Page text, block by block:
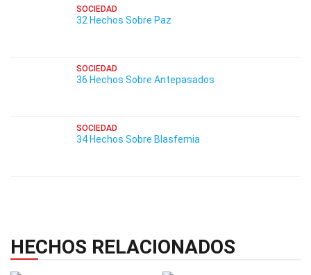
SOCIEDAD
32 Hechos Sobre Paz
SOCIEDAD
36 Hechos Sobre Antepasados
SOCIEDAD
34 Hechos Sobre Blasfemia
HECHOS RELACIONADOS